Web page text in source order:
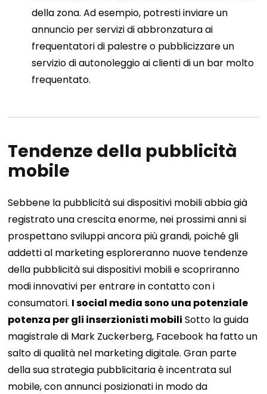
della zona. Ad esempio, potresti inviare un
annuncio per servizi di abbronzatura ai
frequentatori di palestre o pubblicizzare un
servizio di autonoleggio ai clienti di un bar molto
frequentato.
Tendenze della pubblicità
mobile
Sebbene la pubblicità sui dispositivi mobili abbia già
registrato una crescita enorme, nei prossimi anni si
prospettano sviluppi ancora più grandi, poiché gli
addetti al marketing esploreranno nuove tendenze
della pubblicità sui dispositivi mobili e scopriranno
modi innovativi per entrare in contatto con i
consumatori. I social media sono una potenziale
potenza per gli inserzionisti mobili Sotto la guida
magistrale di Mark Zuckerberg, Facebook ha fatto un
salto di qualità nel marketing digitale. Gran parte
della sua strategia pubblicitaria è incentrata sul
mobile, con annunci posizionati in modo da